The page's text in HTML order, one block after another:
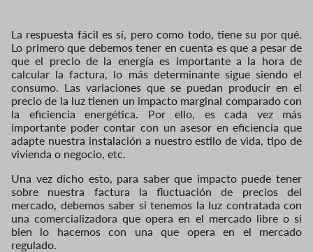
La respuesta fácil es sí, pero como todo, tiene su por qué.
Lo primero que debemos tener en cuenta es que a pesar de
que el precio de la energía es importante a la hora de
calcular la factura, lo más determinante sigue siendo el
consumo. Las variaciones que se puedan producir en el
precio de la luz tienen un impacto marginal comparado con
la eficiencia energética. Por ello, es cada vez más
importante poder contar con un asesor en eficiencia que
adapte nuestra instalación a nuestro estilo de vida, tipo de
vivienda o negocio, etc.
Una vez dicho esto, para saber que impacto puede tener
sobre nuestra factura la fluctuación de precios del
mercado, debemos saber si tenemos la luz contratada con
una comercializadora que opera en el mercado libre o si
bien lo hacemos con una que opera en el mercado
regulado.